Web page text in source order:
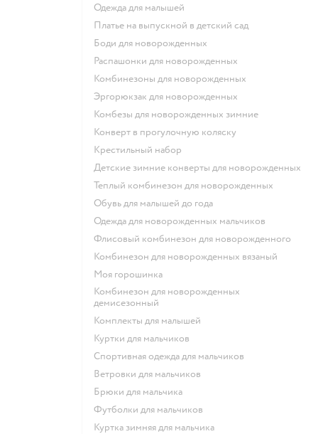
Одежда для малышей
Платье на выпускной в детский сад
Боди для новорожденных
Распашонки для новорожденных
Комбинезоны для новорожденных
Эргорюкзак для новорожденных
Комбезы для новорожденных зимние
Конверт в прогулочную коляску
Крестильный набор
Детские зимние конверты для новорожденных
Теплый комбинезон для новорожденных
Обувь для малышей до года
Одежда для новорожденных мальчиков
Флисовый комбинезон для новорожденного
Комбинезон для новорожденных вязаный
Моя горошинка
Комбинезон для новорожденных
демисезонный
Комплекты для малышей
Куртки для мальчиков
Спортивная одежда для мальчиков
Ветровки для мальчиков
Брюки для мальчика
Футболки для мальчиков
Куртка зимняя для мальчика